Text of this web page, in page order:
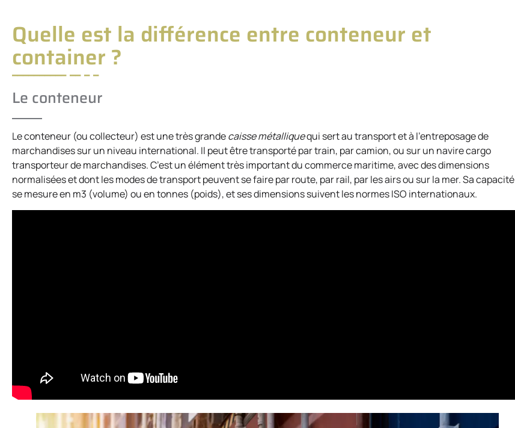
Quelle est la différence entre conteneur et
container ?
Le conteneur
Le conteneur (ou collecteur) est une très grandecaisse métalliquequi sert au transport et à l’entreposage de
marchandises sur un niveau international. Il peut être transporté par train, par camion, ou sur un navire cargo
transporteur de marchandises. C’est un élément très important du commerce maritime, avec des dimensions
normalisées et dont les modes de transport peuvent se faire par route, par rail, par les airs ou sur la mer. Sa capacité
se mesure en m3 (volume) ou en tonnes (poids), et ses dimensions suivent les normes ISO internationaux.